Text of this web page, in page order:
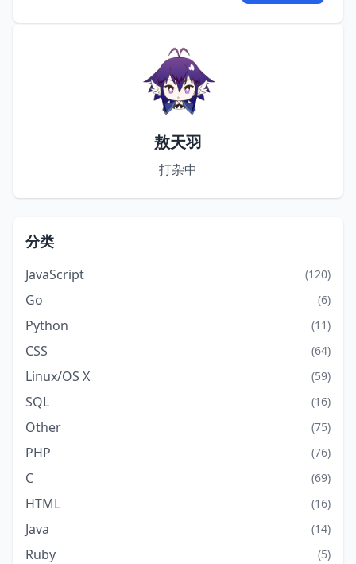
敖天羽
打杂中
分类
JavaScript (120)
Go (6)
Python (11)
CSS (64)
Linux/OS X (59)
SQL (16)
Other (75)
PHP (76)
C (69)
HTML (16)
Java (14)
Ruby (5)